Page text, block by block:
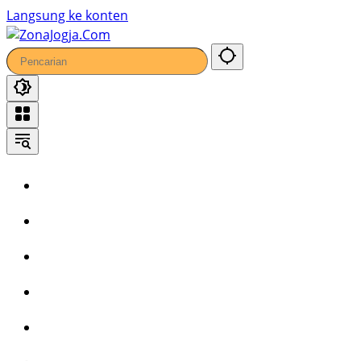
Langsung ke konten